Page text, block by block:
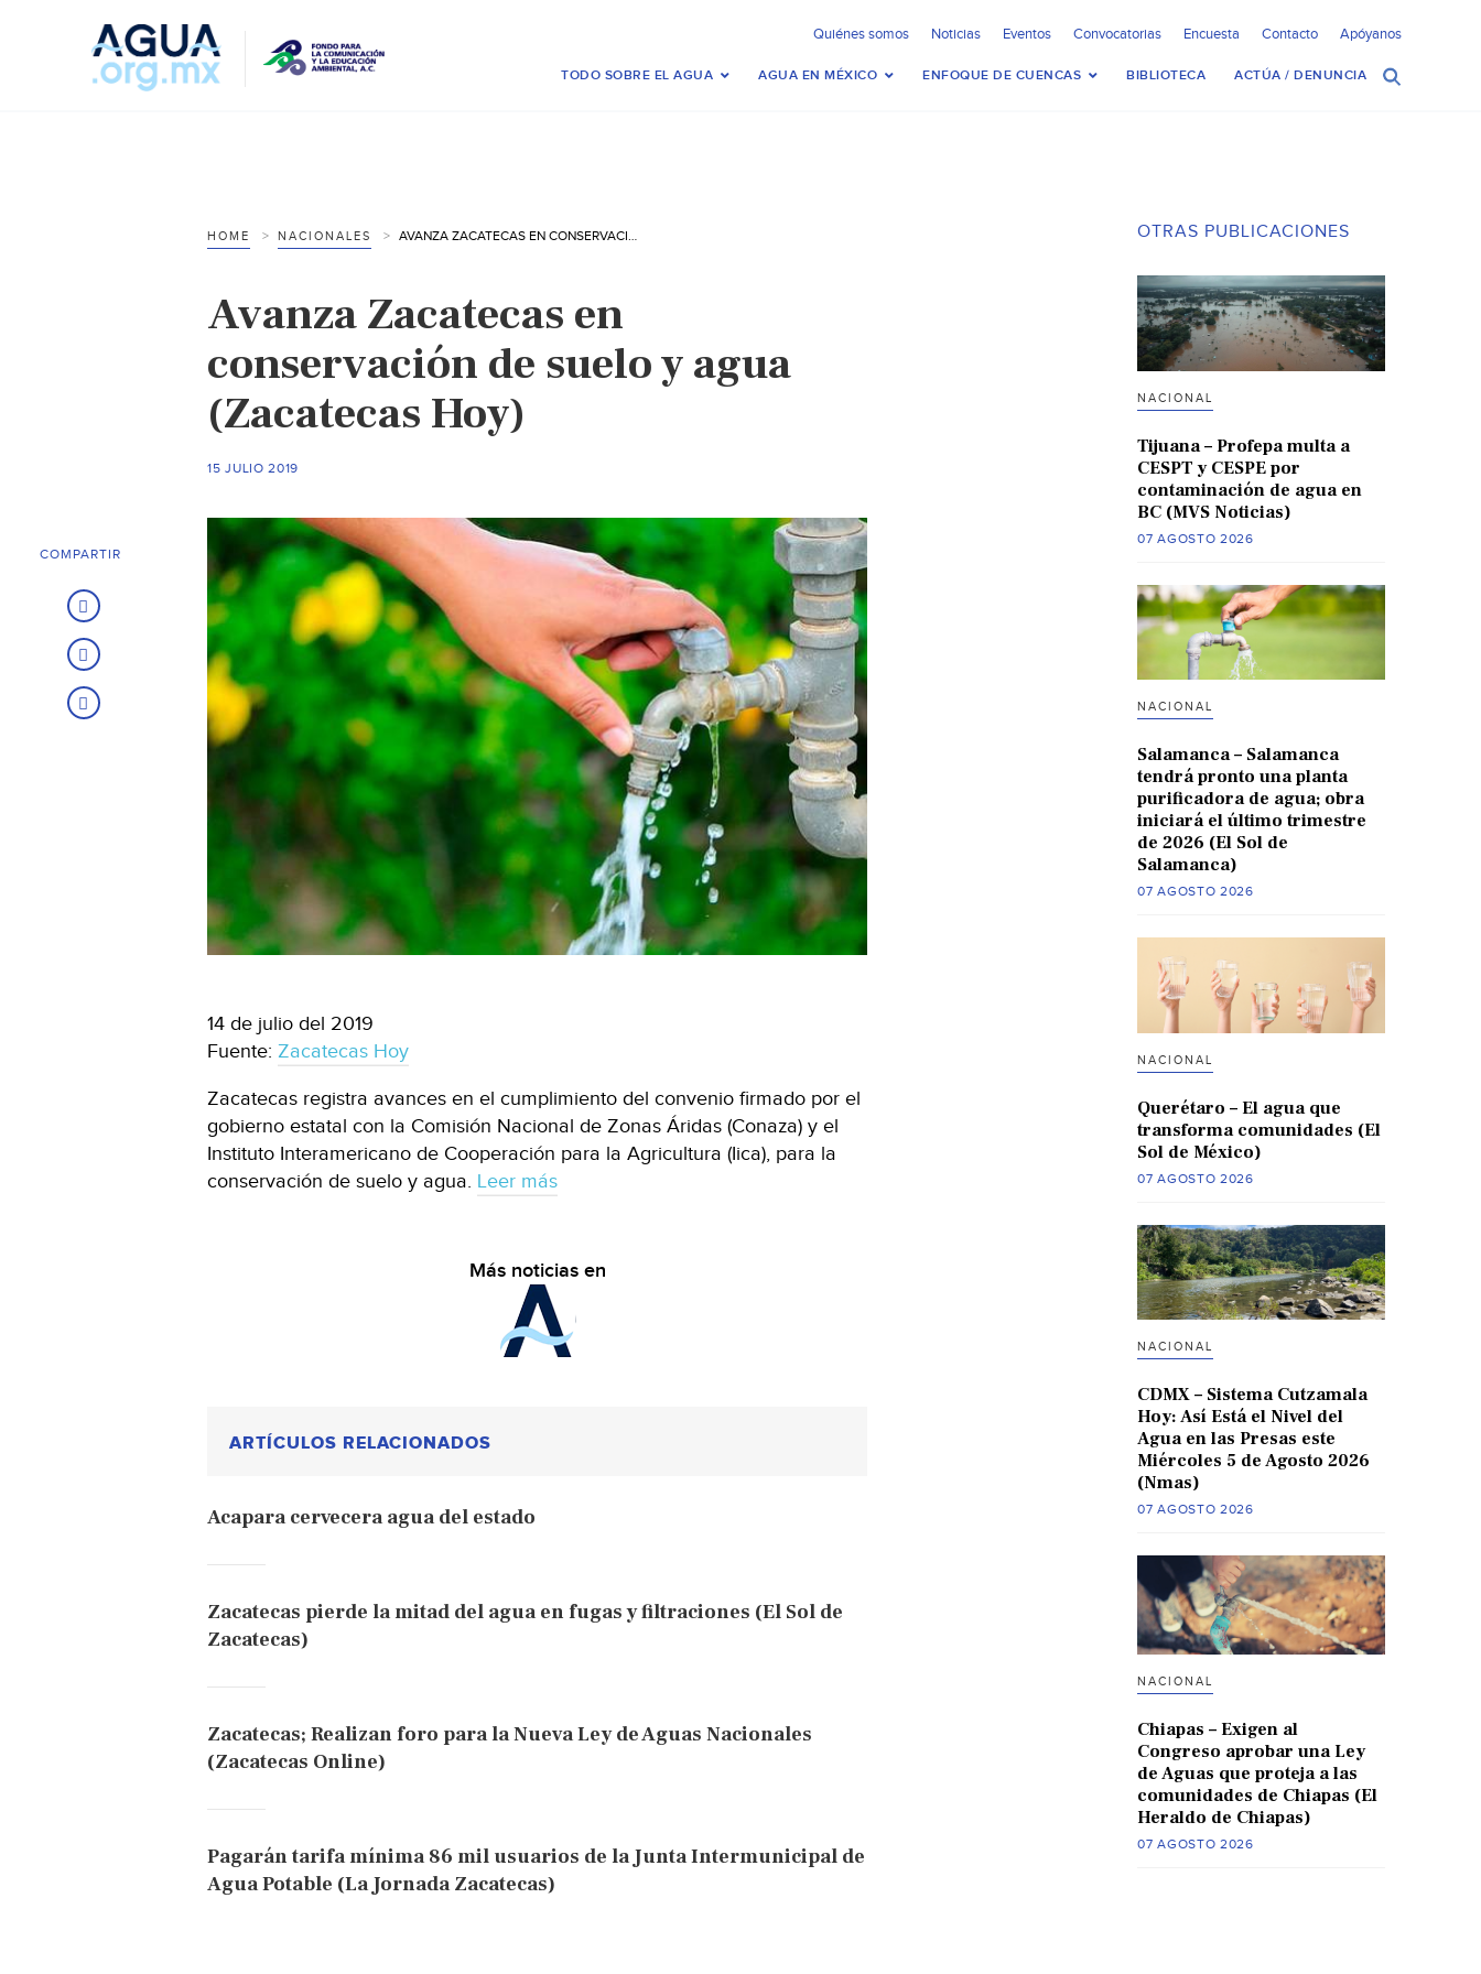
Quiénes somos Noticias Eventos Convocatorias Encuesta Contacto Apóyanos
TODO SOBRE EL AGUA AGUA EN MÉXICO ENFOQUE DE CUENCAS BIBLIOTECA ACTÚA / DENUNCIA
HOME NACIONALES AVANZA ZACATECAS EN CONSERVACIÓN DE SUELO Y AGUA (ZACATECAS HOY)
Avanza Zacatecas en
conservación de suelo y agua
(Zacatecas Hoy)
15 JULIO 2019
14 de julio del 2019
Fuente: Zacatecas Hoy
Zacatecas registra avances en el cumplimiento del convenio firmado por el
gobierno estatal con la Comisión Nacional de Zonas Áridas (Conaza) y el
Instituto Interamericano de Cooperación para la Agricultura (Iica), para la
conservación de suelo y agua. Leer más
Más noticias en
ARTÍCULOS RELACIONADOS
Acapara cervecera agua del estado
Zacatecas pierde la mitad del agua en fugas y filtraciones (El Sol de
Zacatecas)
Zacatecas; Realizan foro para la Nueva Ley de Aguas Nacionales
(Zacatecas Online)
Pagarán tarifa mínima 86 mil usuarios de la Junta Intermunicipal de
Agua Potable (La Jornada Zacatecas)
COMPARTIR
OTRAS PUBLICACIONES
NACIONAL
Tijuana – Profepa multa a
CESPT y CESPE por
contaminación de agua en
BC (MVS Noticias)
07 AGOSTO 2026
NACIONAL
Salamanca – Salamanca
tendrá pronto una planta
purificadora de agua; obra
iniciará el último trimestre
de 2026 (El Sol de
Salamanca)
07 AGOSTO 2026
NACIONAL
Querétaro – El agua que
transforma comunidades (El
Sol de México)
07 AGOSTO 2026
NACIONAL
CDMX – Sistema Cutzamala
Hoy: Así Está el Nivel del
Agua en las Presas este
Miércoles 5 de Agosto 2026
(Nmas)
07 AGOSTO 2026
NACIONAL
Chiapas – Exigen al
Congreso aprobar una Ley
de Aguas que proteja a las
comunidades de Chiapas (El
Heraldo de Chiapas)
07 AGOSTO 2026